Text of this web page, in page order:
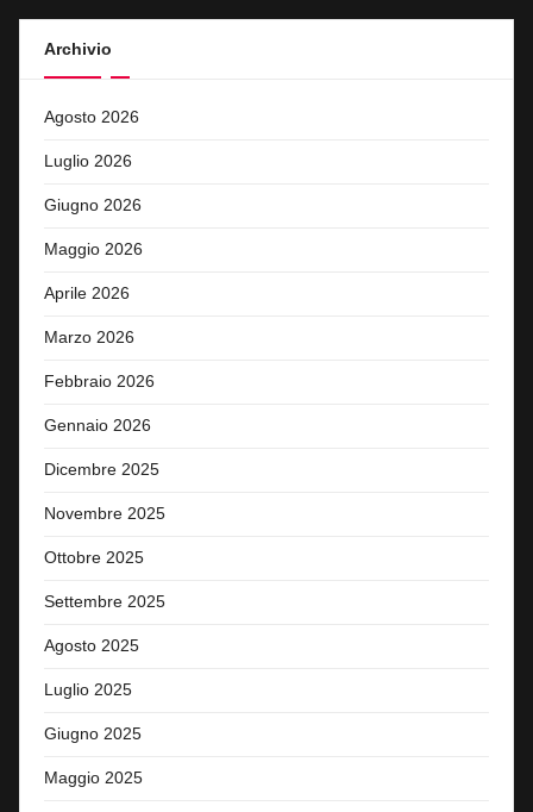
Archivio
Agosto 2026
Luglio 2026
Giugno 2026
Maggio 2026
Aprile 2026
Marzo 2026
Febbraio 2026
Gennaio 2026
Dicembre 2025
Novembre 2025
Ottobre 2025
Settembre 2025
Agosto 2025
Luglio 2025
Giugno 2025
Maggio 2025